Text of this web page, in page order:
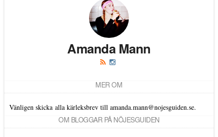
Amanda Mann
MER OM
Vänligen skicka alla kärleksbrev till amanda.mann@nojesguiden.se.
OM BLOGGAR PÅ NÖJESGUIDEN